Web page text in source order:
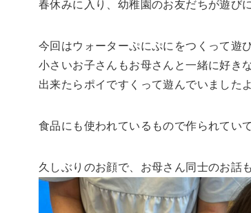
春休みに入り、幼稚園のお友だちが遊び
今回はウォーターぷにぷにをつくって遊
小さいお子さんもお母さんと一緒に好き
出来たらポイですくって遊んでいました
食品にも使われているもので作られてい
久しぶりのお顔で、お母さん同士のお話